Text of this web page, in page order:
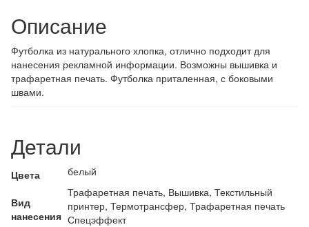
Описание
Футболка из натурального хлопка, отлично подходит для
нанесения рекламной информации. Возможны вышивка и
трафаретная печать. Футболка приталенная, с боковыми
швами.
Детали
Цвета белый
Вид
нанесения
Трафаретная печать, Вышивка, Текстильный
принтер, Термотрансфер, Трафаретная печать
Спецэффект